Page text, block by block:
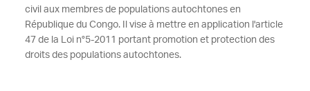
civil aux membres de populations autochtones en
République du Congo. Il vise à mettre en application l'article
47 de la Loi n°5-2011 portant promotion et protection des
droits des populations autochtones.